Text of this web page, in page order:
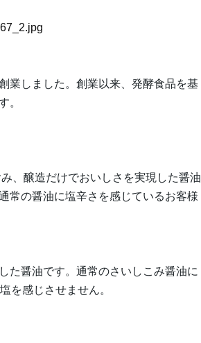
業しました。創業以来、発酵食品を基
。
、醸造だけでおいしさを実現した醤油
常の醤油に塩辛さを感じているお客様
た醤油です。通常のさいしこみ醤油に
を感じさせません。